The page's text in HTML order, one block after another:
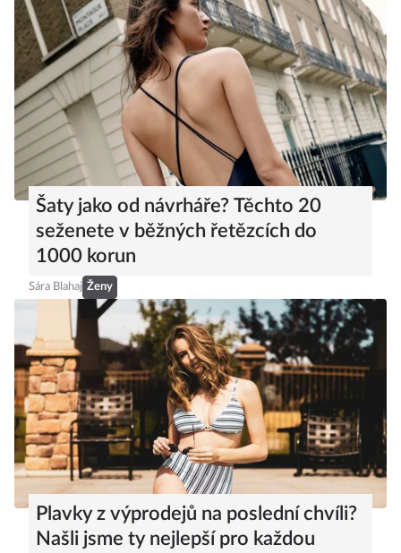
Šaty jako od návrháře? Těchto 20
seženete v běžných řetězcích do
1000 korun
Sára Blahaj Ženy
Plavky z výprodejů na poslední chvíli?
Našli jsme ty nejlepší pro každou